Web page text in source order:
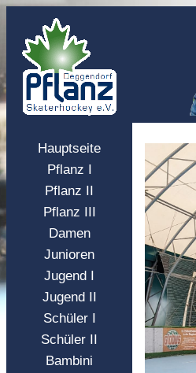
Hauptseite
Pflanz I
Pflanz II
Pflanz III
Damen
Junioren
Jugend I
Jugend II
Schüler I
Schüler II
Bambini